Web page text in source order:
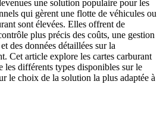
une solution populaire pour les
qui gèrent une flotte de véhicules ou
sont élevées. Elles offrent de
plus précis des coûts, une gestion
des données détaillées sur la
Cet article explore les cartes carburant
les différents types disponibles sur le
le choix de la solution la plus adaptée à